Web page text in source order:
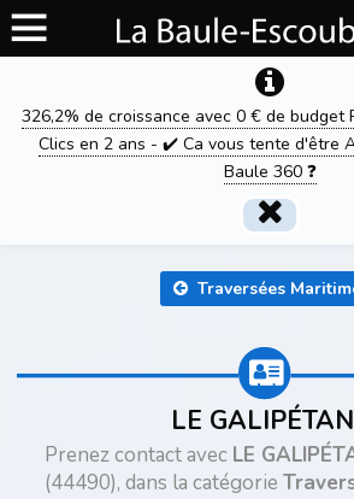
326,2% de croissance avec 0 € de budget
Clics en 2 ans - ✔️ Ca vous tente d'être
Baule 360 ❓
Traversées
LE
Prenez contact avec LE
(44490), dans la catégorie